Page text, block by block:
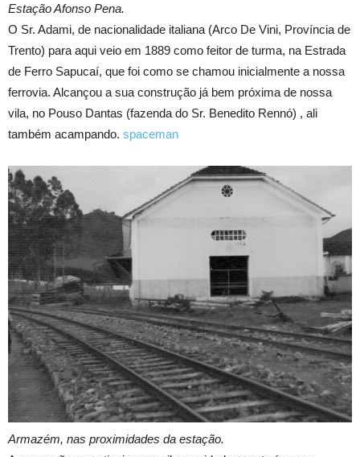
Estação Afonso Pena.
O Sr. Adami, de nacionalidade italiana (Arco De Vini, Província de
Trento) para aqui veio em 1889 como feitor de turma, na Estrada
de Ferro Sapucaí, que foi como se chamou inicialmente a nossa
ferrovia. Alcançou a sua construção já bem próxima de nossa
vila, no Pouso Dantas (fazenda do Sr. Benedito Rennó) , ali
também acampando. spaceman
Armazém, nas proximidades da estação.